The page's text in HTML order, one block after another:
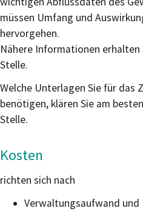
müssen Umfang und
hervorgehen.
Nähere Informationen erhalten
Stelle.
Welche Unterlagen Sie für das
benötigen, klären Sie am
Stelle.
Kosten
richten sich nach
Verwaltungsaufwand und